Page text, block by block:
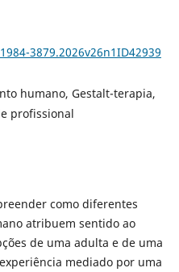
3879.2026v26n1ID42939
humano, Gestalt-terapia,
profissional
como diferentes
atribuem sentido ao
de uma adulta e de uma
mediado por uma